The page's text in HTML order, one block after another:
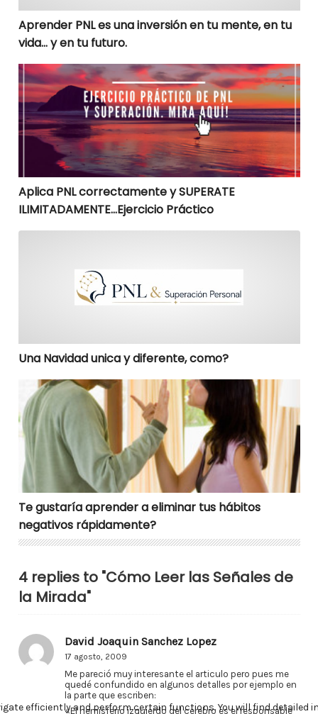
Aprender PNL es una inversión en tu mente, en tu
vida… y en tu futuro.
Aplica PNL correctamente y SUPERATE
Aplica PNL correctamente y SUPERATE
ILIMITADAMENTE…Ejercicio Práctico
Una Navidad unica y diferente, como?
Te gustaría aprender a eliminar tus hábitos
Te gustaría aprender a eliminar tus hábitos
negativos rápidamente?
4 replies to "Cómo Leer las Señales de
la Mirada"
David Joaquin Sanchez Lopez
17 agosto, 2009
Me pareció muy interesante el articulo pero pues me
quedé confundido en algunos detalles por ejemplo en
la parte que escriben:
«El hemisferio izquierdo del cerebro es el responsable